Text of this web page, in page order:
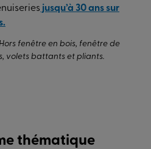
jusqu’à 30 ans sur
fenêtre en bois, fenêtre de
volets battants et pliants.
thématique